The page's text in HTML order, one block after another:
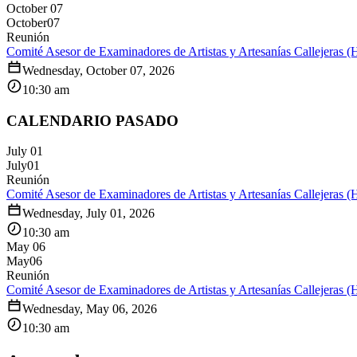
October 07
October07
Reunión
Comité Asesor de Examinadores de Artistas y Artesanías Callejeras
Wednesday, October 07, 2026
10:30 am
CALENDARIO PASADO
July 01
July01
Reunión
Comité Asesor de Examinadores de Artistas y Artesanías Callejeras
Wednesday, July 01, 2026
10:30 am
May 06
May06
Reunión
Comité Asesor de Examinadores de Artistas y Artesanías Callejeras
Wednesday, May 06, 2026
10:30 am